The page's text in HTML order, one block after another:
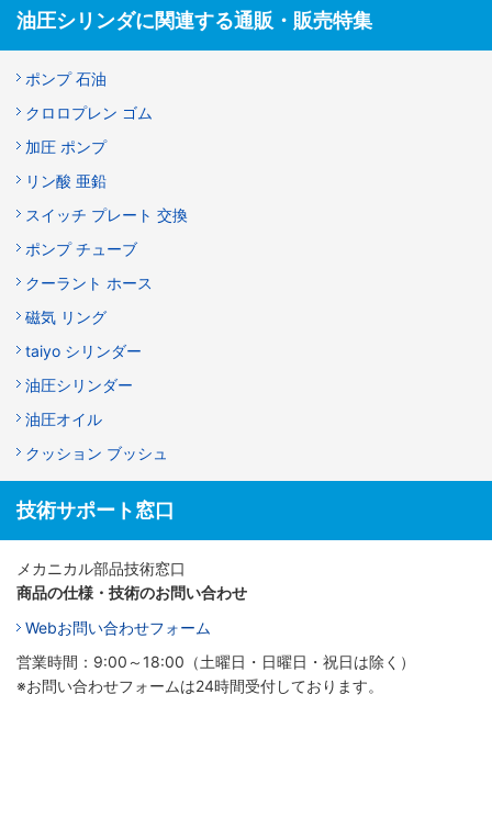
油圧シリンダに関連する通販・販売特集
ポンプ 石油
クロロプレン ゴム
加圧 ポンプ
リン酸 亜鉛
スイッチ プレート 交換
ポンプ チューブ
クーラント ホース
磁気 リング
taiyo シリンダー
油圧シリンダー
油圧オイル
クッション ブッシュ
技術サポート窓口
メカニカル部品技術窓口
商品の仕様・技術のお問い合わせ
Webお問い合わせフォーム
営業時間：9:00～18:00（土曜日・日曜日・祝日は除く）
※お問い合わせフォームは24時間受付しております。